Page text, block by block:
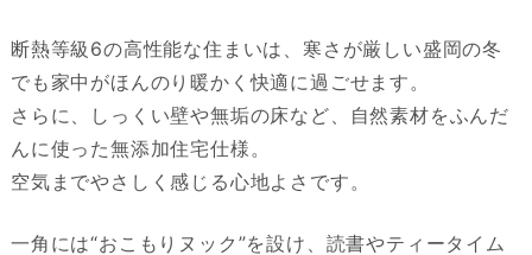
断熱等級6の高性能な住まいは、寒さが厳しい盛岡の冬
でも家中がほんのり暖かく快適に過ごせます。
さらに、しっくい壁や無垢の床など、自然素材をふんだ
んに使った無添加住宅仕様。
空気までやさしく感じる心地よさです。
一角には“おこもりヌック”を設け、読書やティータイム